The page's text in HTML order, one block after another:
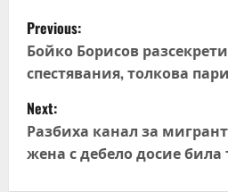
P
o
s
t
n
Previous:
Бойко Борисов
спестявания, толкова
Next:
Разбиха канал за
жена с дебело досие била